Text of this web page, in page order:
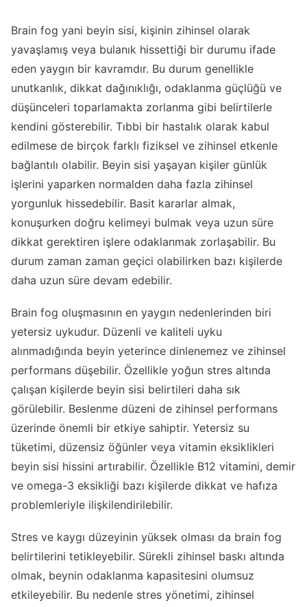
Brain fog yani beyin sisi, kişinin zihinsel olarak
yavaşlamış veya bulanık hissettiği bir durumu ifade
eden yaygın bir kavramdır. Bu durum genellikle
unutkanlık, dikkat dağınıklığı, odaklanma güçlüğü ve
düşünceleri toparlamakta zorlanma gibi belirtilerle
kendini gösterebilir. Tıbbi bir hastalık olarak kabul
edilmese de birçok farklı fiziksel ve zihinsel etkenle
bağlantılı olabilir. Beyin sisi yaşayan kişiler günlük
işlerini yaparken normalden daha fazla zihinsel
yorgunluk hissedebilir. Basit kararlar almak,
konuşurken doğru kelimeyi bulmak veya uzun süre
dikkat gerektiren işlere odaklanmak zorlaşabilir. Bu
durum zaman zaman geçici olabilirken bazı kişilerde
daha uzun süre devam edebilir.
Brain fog oluşmasının en yaygın nedenlerinden biri
yetersiz uykudur. Düzenli ve kaliteli uyku
alınmadığında beyin yeterince dinlenemez ve zihinsel
performans düşebilir. Özellikle yoğun stres altında
çalışan kişilerde beyin sisi belirtileri daha sık
görülebilir. Beslenme düzeni de zihinsel performans
üzerinde önemli bir etkiye sahiptir. Yetersiz su
tüketimi, düzensiz öğünler veya vitamin eksiklikleri
beyin sisi hissini artırabilir. Özellikle B12 vitamini, demir
ve omega-3 eksikliği bazı kişilerde dikkat ve hafıza
problemleriyle ilişkilendirilebilir.
Stres ve kaygı düzeyinin yüksek olması da brain fog
belirtilerini tetikleyebilir. Sürekli zihinsel baskı altında
olmak, beynin odaklanma kapasitesini olumsuz
etkileyebilir. Bu nedenle stres yönetimi, zihinsel